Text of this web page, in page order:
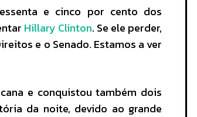
e cinco por cento dos
Hillary Clinton. Se ele perder,
e o Senado. Estamos a ver
e conquistou também dois
da noite, devido ao grande